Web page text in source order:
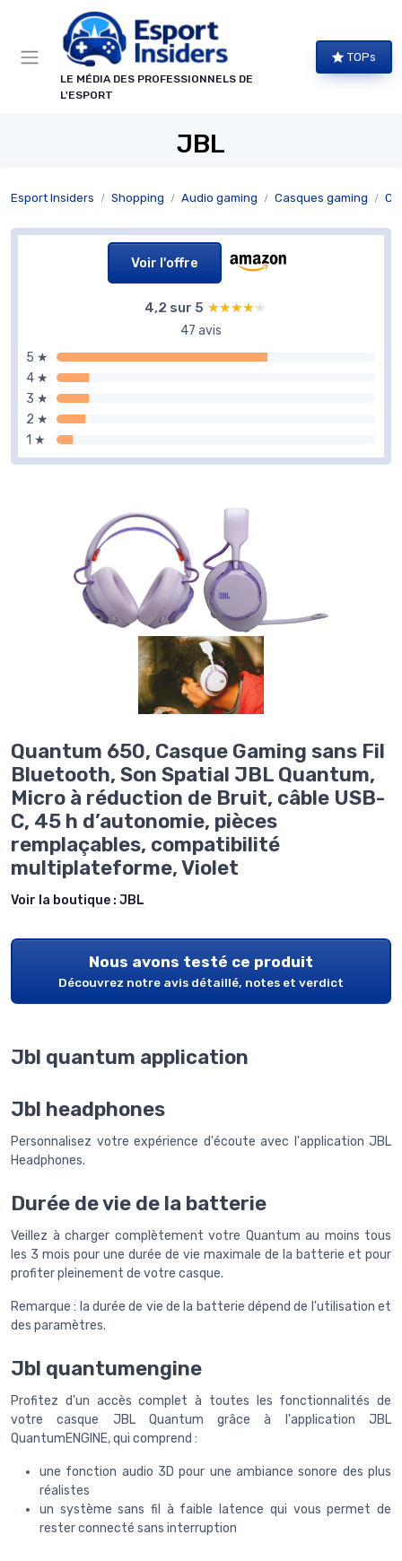
LE MÉDIA DES PROFESSIONNELS DE
L'ESPORT
TOPs
JBL
Esport Insiders Shopping Audio gaming Casques gaming
Voir l'offre
4,2 sur 5 ★★★★★
★★★★★
47 avis
5 ★
4 ★
3 ★
2 ★
1 ★
Quantum 650, Casque Gaming sans Fil
Bluetooth, Son Spatial JBL Quantum,
Micro à réduction de Bruit, câble USB-
C, 45 h d’autonomie, pièces
remplaçables, compatibilité
multiplateforme, Violet
Voir la boutique : JBL
Nous avons testé ce produit
Découvrez notre avis détaillé, notes et verdict
Jbl quantum application
Jbl headphones
Personnalisez votre expérience d'écoute avec l'application JBL
Headphones.
Durée de vie de la batterie
Veillez à charger complètement votre Quantum au moins tous
les 3 mois pour une durée de vie maximale de la batterie et pour
profiter pleinement de votre casque.
Remarque : la durée de vie de la batterie dépend de l'utilisation et
des paramètres.
Jbl quantumengine
Profitez d'un accès complet à toutes les fonctionnalités de
votre casque JBL Quantum grâce à l'application JBL
QuantumENGINE, qui comprend :
une fonction audio 3D pour une ambiance sonore des plus
réalistes
un système sans fil à faible latence qui vous permet de
rester connecté sans interruption
Panneau de gestion des cookies